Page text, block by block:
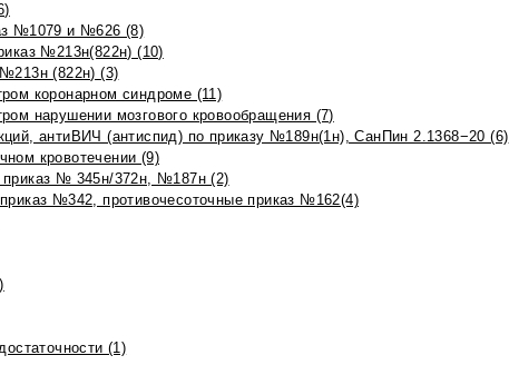
№1079 и №626 (8)
№213н(822н) (10)
(822н) (3)
коронарном синдроме (11)
нарушении мозгового кровообращения (7)
антиВИЧ (антиспид) по приказу №189н(1н), СанПин 2.1368−20 (6)
кровотечении (9)
приказ № 345н/372н, №187н (2)
№342, противочесоточные приказ №162(4)
(1)